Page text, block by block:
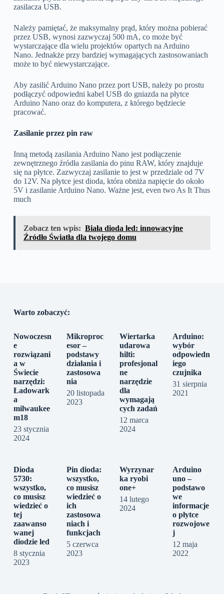
zasilacza USB.
Należy pamiętać, że maksymalny prąd, który można pobierać
przez USB, wynosi zazwyczaj 500 mA, co może być
wystarczające dla wielu projektów opartych na Arduino
Nano. Jednakże przy bardziej wymagających zastosowaniach
może to być niewystarczające.
Aby zasilić Arduino Nano przez port USB, należy po prostu
podłączyć odpowiedni kabel USB do gniazda na płytce
Arduino Nano oraz do komputera, z którego będziecie
pracować.
Zasilanie przez pin raw
Inną metodą zasilania Arduino Nano jest podłączenie
zewnętrznego źródła zasilania do pinu RAW, który znajduje
się na płytce. Zazwyczaj zasilanie to jest w przedziale od 7V
do 12V. Na płytce jest dioda, która obniża napięcie do około
5V i zasilanie Arduino Nano. Ważne jest, even two As It Thus
much
Zobacz ten wpis: Biała dioda led: innowacyjne
Źródło Światła dla twojego domu
Warto zobaczyć:
Nowoczesn
e
rozwiązani
a w
Świecie
narzędzi:
Ładowark
a
milwaukee
m18
23 stycznia
2024
Mikroproc
esor –
podstawy
działania i
zastosowa
nia
20 listopada
2023
Wiertarka
udarowa
hilti:
profesjonal
ne
narzędzie
dla
wymagają
cych zadań
12 marca
2024
Arduino:
wybór
odpowiedn
iego
czujnika
31 sierpnia
2021
Dioda
5730:
wszystko,
co musisz
wiedzieć o
tej
zaawanso
wanej
diodzie led
8 stycznia
2023
Pin dioda:
wszystko,
co musisz
wiedzieć o
ich
zastosowa
niach i
funkcjach
5 czerwca
2023
Wyrzynar
ka ryobi
one+
14 lutego
2024
Arduino
uno –
podstawo
we
informacje
o płytce
rozwojowe
j
12 maja
2022